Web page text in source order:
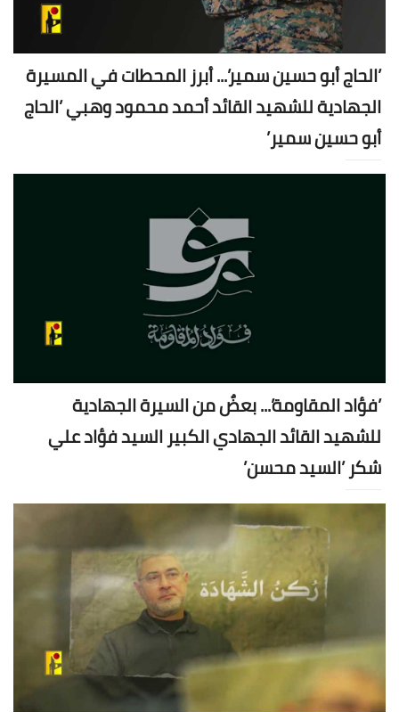
’الحاج أبو حسين سمير’... أبرز المحطات في المسيرة
الجهادية للشهيد القائد أحمد محمود وهبي ’الحاج
أبو حسين سمير’
’فؤاد المقاومة’... بعضٌ من السيرة الجهادية
للشهيد القائد الجهادي الكبير السيد فؤاد علي
شكر ’السيد محسن’